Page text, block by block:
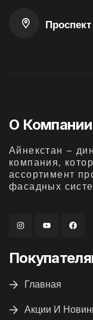
О Компании
Айнекстан –
компания,
ассортимент
фасадных
Главная
Акции И